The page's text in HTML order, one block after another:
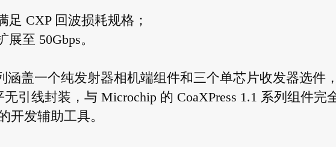
足 CXP 回波损耗规格；
至 50Gbps。
涵盖一个纯发射器相机端组件和三个单芯片收发器选件
引线封装，与 Microchip 的 CoaXPress 1.1 系列组件完
开发辅助工具。